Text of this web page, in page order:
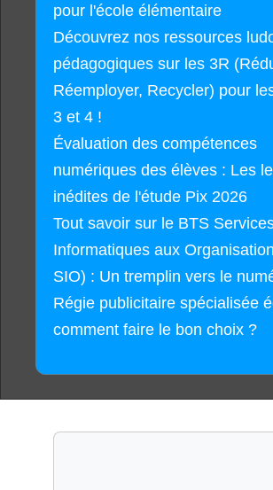
pour l'école élémentaire
Découvrez nos ressources
pédagogiques sur les 3R
Réemployer, Recycler) pour
3 et 4 !
Évaluation des compétences
numériques des élèves : Les
inédites de l'étude Pix 2026
Tout savoir sur le BTS
Informatiques aux
SIO) : Un tremplin vers le
Régie publicitaire spécialisée
comment faire le bon choix ?